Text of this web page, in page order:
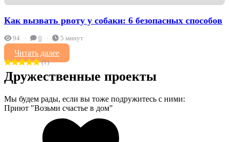
Как вызвать рвоту у собаки: 6 безопасных способов
94 0 5 минут
Читать далее
(1)
Дружественные проекты
Мы будем рады, если вы тоже подружитесь с ними:
Приют "Возьми счастье в дом"